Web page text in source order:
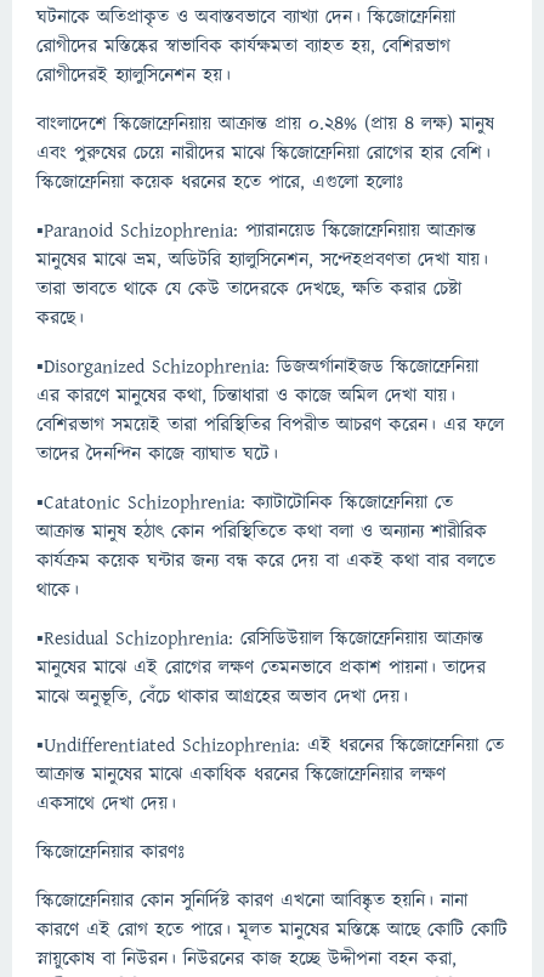
ঘটনাকে অতিপ্রাকৃত ও অবাস্তবভাবে ব্যাখ্যা দেন। স্কিজোফ্রেনিয়া
রোগীদের মস্তিষ্কের স্বাভাবিক কার্যক্ষমতা ব্যাহত হয়, বেশিরভাগ
রোগীদেরই হ্যালুসিনেশন হয়।
বাংলাদেশে স্কিজোফ্রেনিয়ায় আক্রান্ত প্রায় ০.২৪% (প্রায় ৪ লক্ষ) মানুষ
এবং পুরুষের চেয়ে নারীদের মাঝে স্কিজোফ্রেনিয়া রোগের হার বেশি।
স্কিজোফ্রেনিয়া কয়েক ধরনের হতে পারে, এগুলো হলোঃ
▪️Paranoid Schizophrenia: প্যারানয়েড স্কিজোফ্রেনিয়ায় আক্রান্ত
মানুষের মাঝে ভ্রম, অডিটরি হ্যালুসিনেশন, সন্দেহপ্রবণতা দেখা যায়।
তারা ভাবতে থাকে যে কেউ তাদেরকে দেখছে, ক্ষতি করার চেষ্টা
করছে।
▪️Disorganized Schizophrenia: ডিজঅর্গানাইজড স্কিজোফ্রেনিয়া
এর কারণে মানুষের কথা, চিন্তাধারা ও কাজে অমিল দেখা যায়।
বেশিরভাগ সময়েই তারা পরিস্থিতির বিপরীত আচরণ করেন। এর ফলে
তাদের দৈনন্দিন কাজে ব্যাঘাত ঘটে।
▪️Catatonic Schizophrenia: ক্যাটাটোনিক স্কিজোফ্রেনিয়া তে
আক্রান্ত মানুষ হঠাৎ কোন পরিস্থিতিতে কথা বলা ও অন্যান্য শারীরিক
কার্যক্রম কয়েক ঘন্টার জন্য বন্ধ করে দেয় বা একই কথা বার বলতে
থাকে।
▪️Residual Schizophrenia: রেসিডিউয়াল স্কিজোফ্রেনিয়ায় আক্রান্ত
মানুষের মাঝে এই রোগের লক্ষণ তেমনভাবে প্রকাশ পায়না। তাদের
মাঝে অনুভূতি, বেঁচে থাকার আগ্রহের অভাব দেখা দেয়।
▪️Undifferentiated Schizophrenia: এই ধরনের স্কিজোফ্রেনিয়া তে
আক্রান্ত মানুষের মাঝে একাধিক ধরনের স্কিজোফ্রেনিয়ার লক্ষণ
একসাথে দেখা দেয়।
স্কিজোফ্রেনিয়ার কারণঃ
স্কিজোফ্রেনিয়ার কোন সুনির্দিষ্ট কারণ এখনো আবিষ্কৃত হয়নি। নানা
কারণে এই রোগ হতে পারে। মূলত মানুষের মস্তিষ্কে আছে কোটি কোটি
স্নায়ুকোষ বা নিউরন। নিউরনের কাজ হচ্ছে উদ্দীপনা বহন করা,